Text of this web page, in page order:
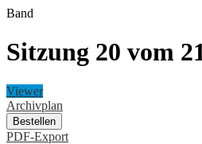
Band
Sitzung 20 vom
Viewer
Archivplan
Bestellen
PDF-Export